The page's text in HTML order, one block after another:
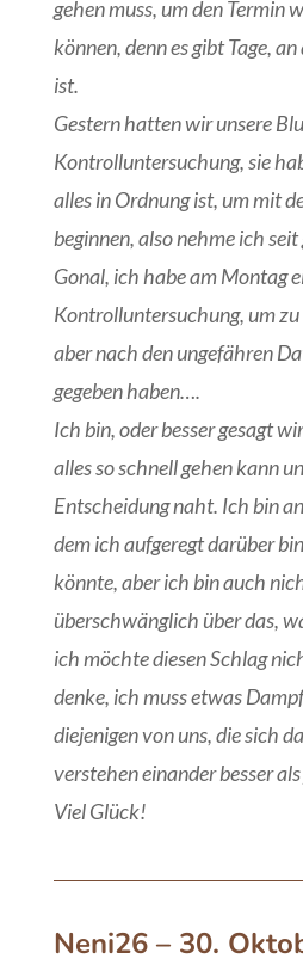
gehen muss, um den Termin
können, denn es gibt Tage,
ist.
Gestern hatten wir unsere
Kontrolluntersuchung, sie
alles in Ordnung ist, um mit
beginnen, also nehme ich
Gonal, ich habe am Montag
Kontrolluntersuchung, um
aber nach den ungefähren
gegeben haben….
Ich bin, oder besser gesagt
alles so schnell gehen kann
Entscheidung naht. Ich bin
dem ich aufgeregt darüber
könnte, aber ich bin auch
überschwänglich über das,
ich möchte diesen Schlag
denke, ich muss etwas
diejenigen von uns, die sich
verstehen einander besser
Viel Glück!
Neni26– 30.